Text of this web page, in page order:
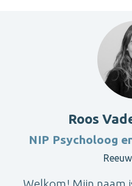
Roos
NIP Psycholoog